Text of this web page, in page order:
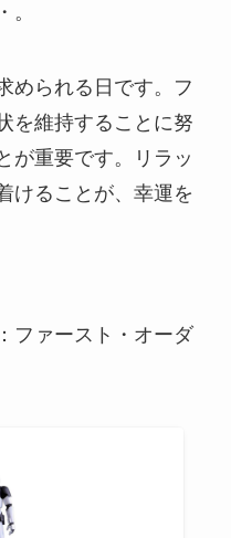
。
められる日です。フ
を維持することに努
が重要です。リラッ
けることが、幸運を
ファースト・オーダ